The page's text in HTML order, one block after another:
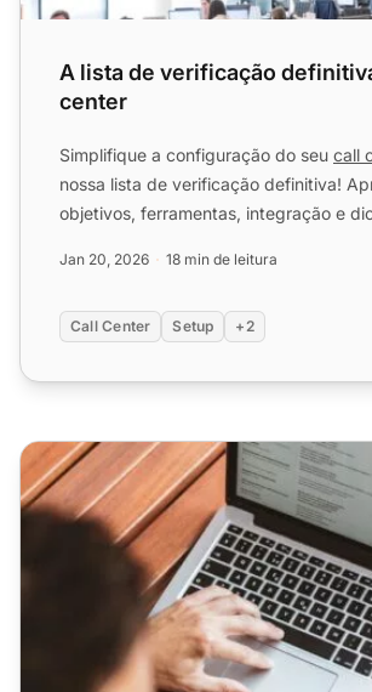
A lista de verificação
center
Simplifique a configuração do seu call
nossa lista de verificação definitiva!
objetivos, ferramentas, integração e
Jan 20, 2026 18 min de leitura
Call Center Setup +2
Checklist de atendimento ao cliente